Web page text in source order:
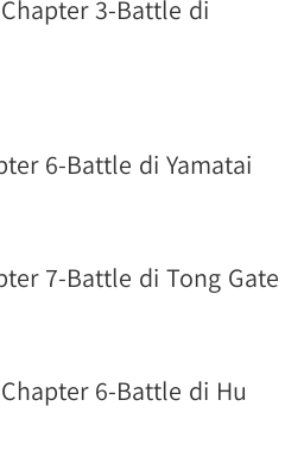
3-Battle di
6-Battle di Yamatai
7-Battle di Tong Gate
6-Battle di Hu